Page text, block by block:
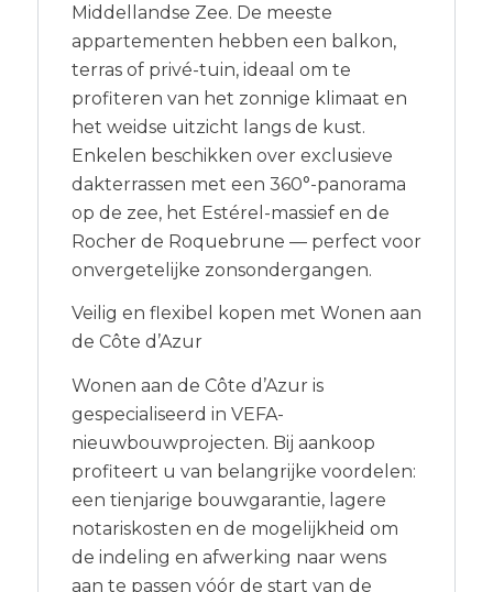
Middellandse Zee. De meeste
appartementen hebben een balkon,
terras of privé-tuin, ideaal om te
profiteren van het zonnige klimaat en
het weidse uitzicht langs de kust.
Enkelen beschikken over exclusieve
dakterrassen met een 360°-panorama
op de zee, het Estérel-massief en de
Rocher de Roquebrune — perfect voor
onvergetelijke zonsondergangen.
Veilig en flexibel kopen met Wonen aan
de Côte d’Azur
Wonen aan de Côte d’Azur is
gespecialiseerd in VEFA-
nieuwbouwprojecten. Bij aankoop
profiteert u van belangrijke voordelen:
een tienjarige bouwgarantie, lagere
notariskosten en de mogelijkheid om
de indeling en afwerking naar wens
aan te passen vóór de start van de